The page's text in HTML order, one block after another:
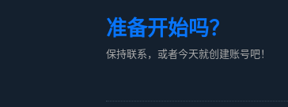
准备开始吗？
保持联系，或者今天就创建账号吧！